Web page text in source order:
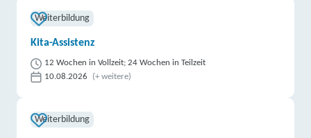
Weiterbildung
Kita-Assistenz
12 Wochen in Vollzeit; 24 Wochen in Teilzeit
10.08.2026
(+ weitere)
Weiterbildung